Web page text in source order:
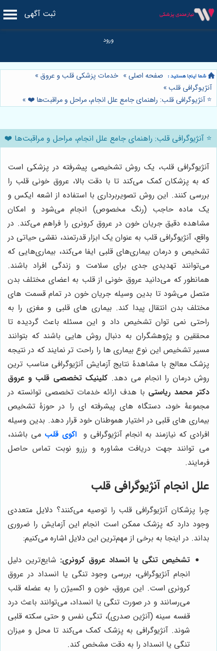
ثبت آگهی
صفحه اصلی » خدمات پزشکی قلب و عروق »
آنژیوگرافی قلب»
⭐️ آنژیوگرافی قلب: راهنمای جامع علل انجام، مراحل و مراقبت‌ها ❤️ »
⭐️ آنژیوگرافی قلب: راهنمای جامع علل انجام، مراحل و مراقبت‌ها ❤️
آنژیوگرافی قلب، یک روش تشخیصی پیشرفته در پزشکی است
که به پزشکان کمک می‌کند تا با دقت بالا، عروق خونی قلب را
بررسی کنند. این روش تصویربرداری با استفاده از اشعه ایکس و
یک ماده حاجب (رنگ مخصوص) انجام می‌شود و امکان
مشاهده دقیق جریان خون در عروق کرونری را فراهم می‌کند. در
واقع، آنژیوگرافی قلب به عنوان یک ابزار قدرتمند، نقشی حیاتی در
تشخیص و درمان بیماری‌های قلبی ایفا می‌کند، بیماری‌هایی که
می‌توانند تهدیدی جدی برای سلامت و زندگی افراد باشند.
همانطور که می‌دانید عروق خونی از قلب به اعضای مختلف بدن
متصل می‌شود تا بدین وسیله جریان خون در تمام قسمت های
مختلف بدن انتقال پیدا کند. بیماری های قلبی و مغزی را به
راحتی نمی توان تشخیص داد و این مسئله باعث گردیده تا
محققین و پژوهشگران به دنبال روش هایی باشند که بتوانند
مسیر تشخیص این نوع بیماری ها را راحت تر نمایند که در نتیجه
پزشک معالج با مشاهدۀ نتایج آزمایش آنژیوگرافی مناسب ترین
روش درمان را انجام می دهد. کلینیک تخصصی قلب و عروق
دکتر محمد ریاستی با هدف ارائه خدمات تخصصی توانسته در
مجموعۀ خود، دستگاه های پیشرفته ای را در حوزۀ تشخیص
بیماری های قلبی در اختیار هموطنان خود قرار دهد. بدین وسیله
افرادی که نیازمند به انجام آنژیوگرافی و
اکوی قلب می باشند،
می توانند جهت دریافت مشاوره و رزرو نوبت تماس حاصل
فرمایند.
علل انجام آنژیوگرافی قلب
چرا پزشکان آنژیوگرافی قلب را توصیه می‌کنند؟ دلایل متعددی
وجود دارد که پزشک ممکن است انجام این آزمایش را ضروری
بداند. در اینجا به برخی از مهم‌ترین این دلایل اشاره می‌کنیم:
تشخیص تنگی یا انسداد عروق کرونری: شایع‌ترین دلیل
انجام آنژیوگرافی، بررسی وجود تنگی یا انسداد در عروق
کرونری است. این عروق، خون و اکسیژن را به عضله قلب
می‌رسانند و در صورت تنگی یا انسداد، می‌توانند باعث درد
قفسه سینه (آنژین صدری)، تنگی نفس و حتی سکته قلبی
شوند. آنژیوگرافی به پزشک کمک می‌کند تا محل و میزان
تنگی یا انسداد را به دقت مشخص کند.